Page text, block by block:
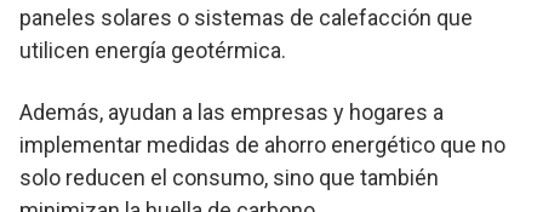
paneles solares o sistemas de calefacción que
utilicen energía geotérmica.
Además, ayudan a las empresas y hogares a
implementar medidas de ahorro energético que no
solo reducen el consumo, sino que también